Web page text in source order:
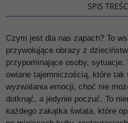
SPIS
Czym jest dla nas zapach? To
przywołujące obrazy z
przypominające osoby, sytuacje.
owiane tajemniczością, które tak
wyzwalania emocji, choć nie
dotknąć, a jedynie poczuć. To
każdego zakątka świata, które